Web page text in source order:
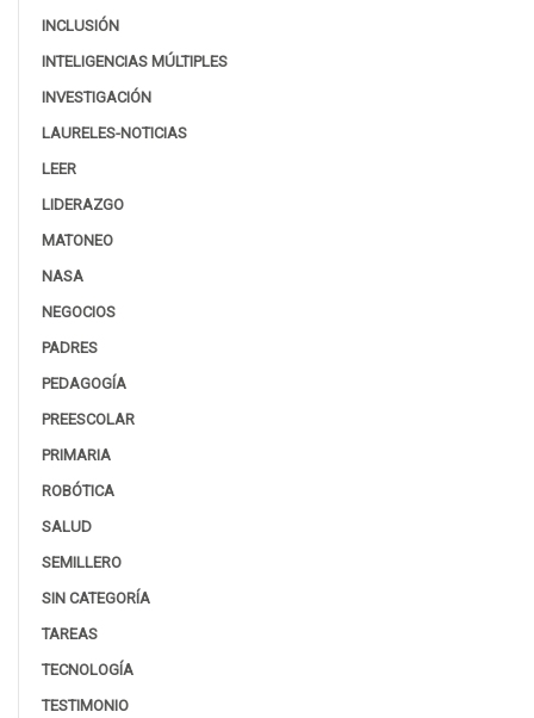
INCLUSIÓN
INTELIGENCIAS MÚLTIPLES
INVESTIGACIÓN
LAURELES-NOTICIAS
LEER
LIDERAZGO
MATONEO
NASA
NEGOCIOS
PADRES
PEDAGOGÍA
PREESCOLAR
PRIMARIA
ROBÓTICA
SALUD
SEMILLERO
SIN CATEGORÍA
TAREAS
TECNOLOGÍA
TESTIMONIO